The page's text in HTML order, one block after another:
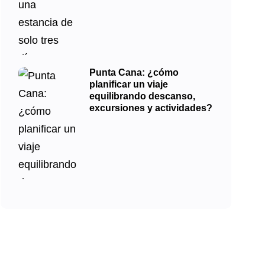
Punta Cana: ¿cómo
planificar un viaje
equilibrando descanso,
excursiones y actividades?